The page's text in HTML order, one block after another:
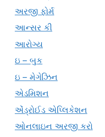
અરજી ફોર્મ
આન્સર કી
આરોગ્ય
ઇ – બુક
ઇ – મેગેઝિન
એડમિશન
એંડ્રોઈડ એપ્લિકેશન
ઓનલાઇન અરજી કરો